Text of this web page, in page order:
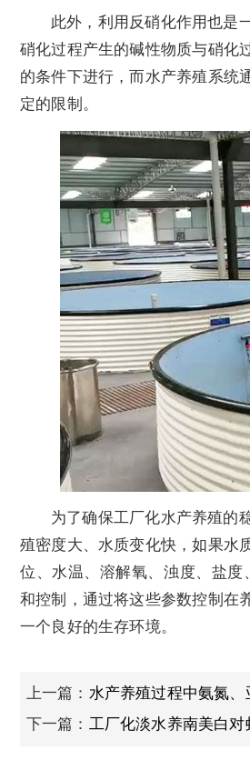
此外，利用反硝化作用也是
硝化过程产生的碱性物质与硝化
的条件下进行，而水产养殖系统
定的限制。
为了确保工厂化水产养殖的
殖密度大、水质变化快，如果水
位、水温、溶解氧、浊度、盐
和控制，通过将这些参数控制在
一个良好的生存环境。
上一篇： 水产养殖过程中氨氮
下一篇： 工厂化淡水养南美白